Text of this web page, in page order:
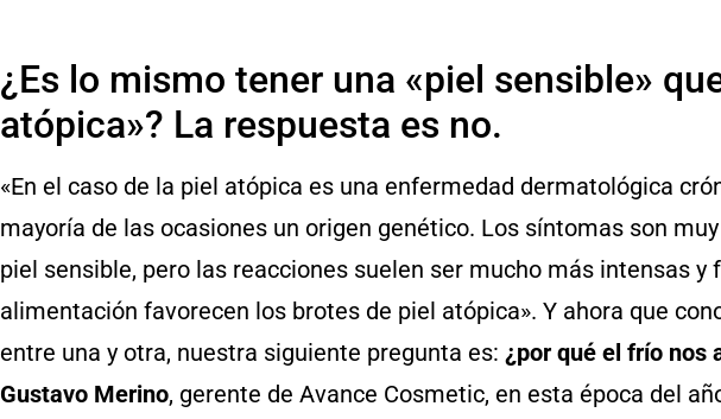
¿Es lo mismo tener una «piel sensible»
atópica»? La respuesta es no.
«En el caso de la piel atópica es una enfermedad dermatológica
mayoría de las ocasiones un origen genético. Los síntomas son
piel sensible, pero las reacciones suelen ser mucho más intensas y
alimentación favorecen los brotes de piel atópica». Y ahora que
entre una y otra, nuestra siguiente pregunta es: ¿por qué el frío nos
Gustavo Merino, gerente de Avance Cosmetic, en esta época del